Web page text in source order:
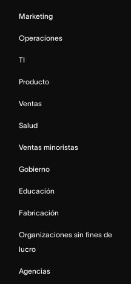
Marketing
Operaciones
TI
Producto
Ventas
Salud
Ventas minoristas
Gobierno
Educación
Fabricación
Organizaciones sin fines de
lucro
Agencias